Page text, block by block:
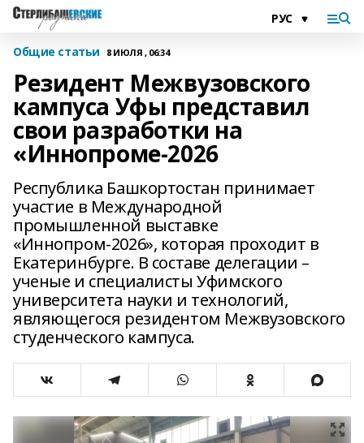
Общие статьи 8 ИЮЛЯ , 06:34
Резидент Межвузовского
кампуса Уфы представил
свои разработки на
«Иннопроме-2026
Республика Башкортостан принимает
участие в Международной
промышленной выставке
«Иннопром-2026», которая проходит в
Екатеринбурге. В составе делегации –
ученые и специалисты Уфимского
университета науки и технологий,
являющегося резидентом Межвузовского
студенческого кампуса.